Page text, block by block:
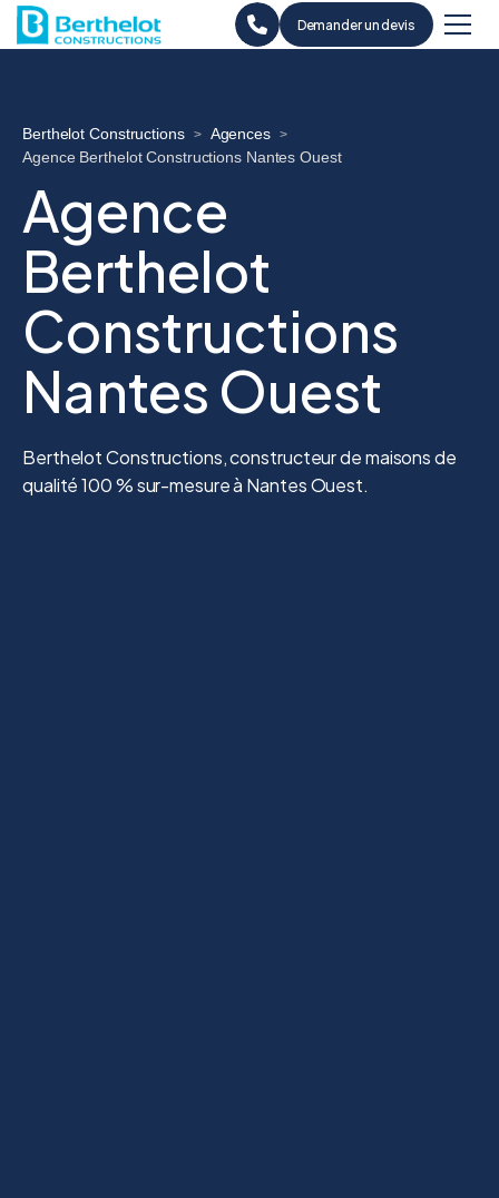
Demander un devis
Berthelot Constructions > Agences >
Agence Berthelot Constructions Nantes Ouest
Agence
Berthelot
Constructions
Nantes Ouest
Berthelot Constructions, constructeur de maisons de
qualité 100 % sur-mesure à Nantes Ouest.